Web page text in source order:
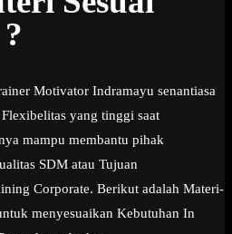
Motivator Indramayu senantiasa
yang tinggi saat
mampu membantu pihak
SDM atau Tujuan
Corporate. Berikut adalah Materi-
menyesuaikan Kebutuhan In